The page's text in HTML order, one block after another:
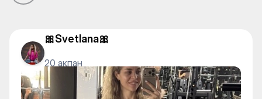
🎀Svetlana🎀
20 ақпан